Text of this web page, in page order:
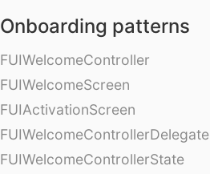
Onboarding patterns
FUIWelcomeController
FUIWelcomeScreen
FUIActivationScreen
FUIWelcomeControllerDelegate
FUIWelcomeControllerState